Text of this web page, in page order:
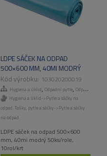
,Tašky, pytle a sáčky
LDPE SÁČEK NA ODPAD
500×600 MM, 40MI MODRÝ
50KS/ROLE, 10ROL/KART
103020200019
Hygiena a úklid, Odpadní pytle, Odpadní pytle
Hygiena a úklid->Pytle a sáčky na
odpad, Tašky, pytle a sáčky->Pytle a sáčky
na odpad
LDPE sáček na odpad 500×600
mm, 40mi modrý 50ks/role,
10rol/krt